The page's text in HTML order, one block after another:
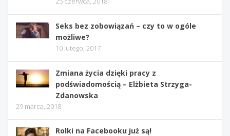
Seks bez zobowiązań – czy to w ogóle
możliwe?
10 lutego, 2017
Zmiana życia dzięki pracy z
podświadomością – Elżbieta Strzyga-
Zdanowska
29 marca, 2018
Rolki na Facebooku już są!